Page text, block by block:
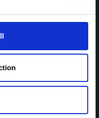
توصيات: التخليق